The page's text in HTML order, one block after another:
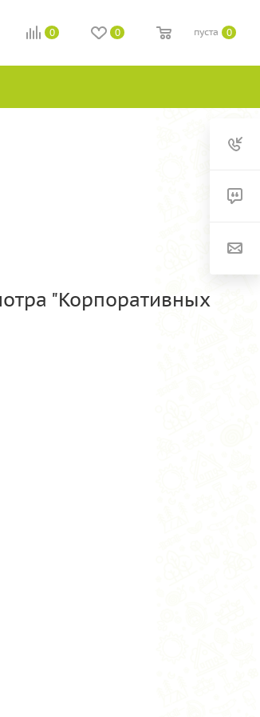
0 0 0
пуста
"Корпоративных